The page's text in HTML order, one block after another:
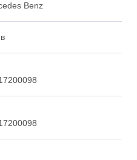
Benz